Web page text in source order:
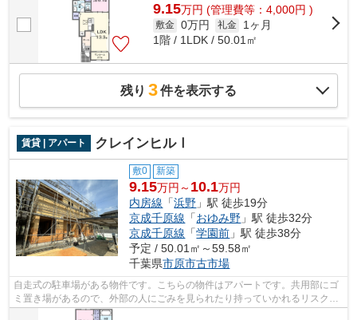
9.15万円 (管理費等：4,000円 )
敷金 0万円 礼金
1ヶ月
1階 / 1LDK / 50.01㎡
残り 3件を表示する
賃貸 | アパート クレインヒルⅠ
敷0 新築
9.15万円～ 10.1万円
内房線 「浜野 」駅 徒歩19分
京成千原線 「おゆみ野 」駅 徒歩32分
京成千原線 「学園前 」駅 徒歩38分
予定 / 50.01㎡～59.58㎡
千葉県市原市古市場
自走式の駐車場がある物件です。こちらの物件はアパートです。共用部にゴ
ミ置き場があるので、外部の人にごみを見られたり持っていかれるリスクが
低くなります。パソコン作業が多い方...